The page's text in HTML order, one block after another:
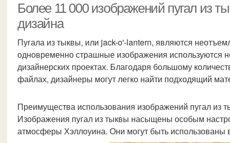
Более 11 000 изображений пугал из
дизайна
Пугала из тыквы, или jack-o'-lantern, являются
одновременно страшные изображения используются
дизайнерских проектах. Благодаря большому
файлах, дизайнеры могут легко найти подходящий
Преимущества использования изображений пугал из
Изображения пугал из тыквы насыщены особым
атмосферы Хэллоуина. Они могут быть использованы